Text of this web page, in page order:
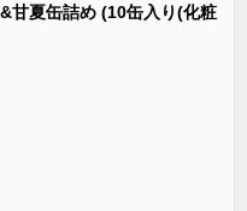
甘夏缶詰め (10缶入り(化粧